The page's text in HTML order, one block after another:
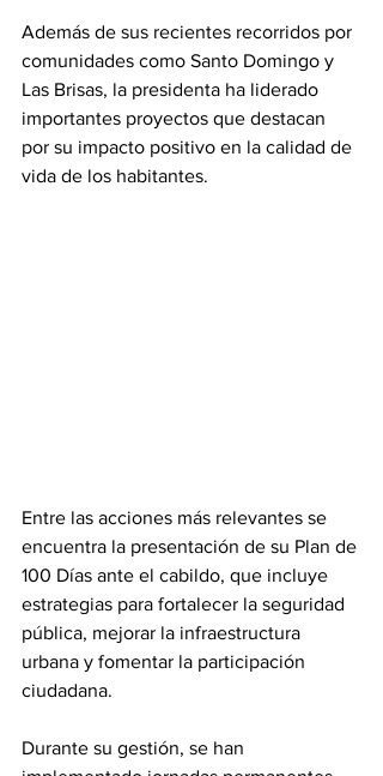
Además de sus recientes recorridos por
comunidades como Santo Domingo y
Las Brisas, la presidenta ha liderado
importantes proyectos que destacan
por su impacto positivo en la calidad de
vida de los habitantes.
Entre las acciones más relevantes se
encuentra la presentación de su Plan de
100 Días ante el cabildo, que incluye
estrategias para fortalecer la seguridad
pública, mejorar la infraestructura
urbana y fomentar la participación
ciudadana.
Durante su gestión, se han